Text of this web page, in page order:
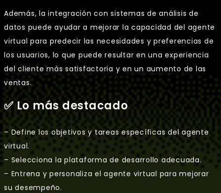
Además, la integración con sistemas de análisis de
datos puede ayudar a mejorar la capacidad del agente
virtual para predecir las necesidades y preferencias de
los usuarios, lo que puede resultar en una experiencia
del cliente más satisfactoria y en un aumento de las
ventas.
✅ Lo más destacado
– Define los objetivos y tareas específicas del agente
virtual.
– Selecciona la plataforma de desarrollo adecuada.
– Entrena y personaliza el agente virtual para mejorar
su desempeño.